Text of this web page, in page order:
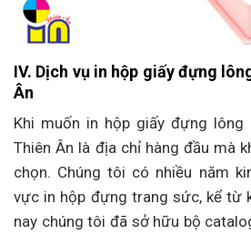
IV. Dịch vụ in hộp giấy đựng
Ân
Khi muốn in hộp giấy đựng
Thiên Ân là địa chỉ hàng đầu mà
chọn. Chúng tôi có nhiều năm
vực in hộp đựng trang sức, kể từ
nay chúng tôi đã sở hữu bộ